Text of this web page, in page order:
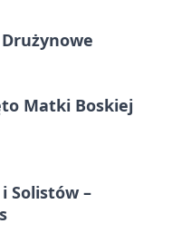
Matki Boskiej
Solistów –